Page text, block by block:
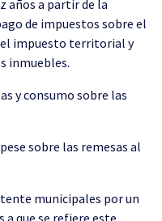
años a partir de la
de impuestos sobre el
impuesto territorial y
inmuebles.
y consumo sobre las
sobre las remesas al
municipales por un
a que se refiere este